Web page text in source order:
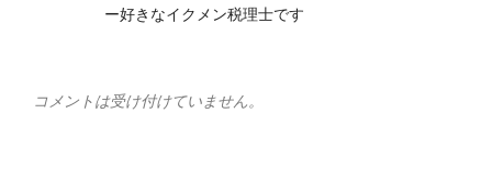
ー好きなイクメン税理士です
コメントは受け付けていません。